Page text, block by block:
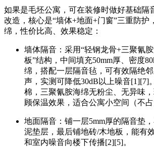
如果是毛坯公寓，可在装修时做好基础隔
改造，核心是“墙体+地面+门窗”三重防护
绵，性价比高、效果稳定：
墙体隔音：采用“轻钢龙骨+三聚氰
板”结构，中间填充50mm厚、密度
绵，搭配一层隔音毡，可有效隔绝
声，实测可降低30dB以上噪音[1][7]
棉，三聚氰胺海绵无粉尘、无异味
顾保温效果，适合公寓小空间（不占
地面隔音：铺一层5mm厚的隔音垫
泥垫层，最后铺地砖/木地板，能有
和室内噪音向楼下传播[2][5]。